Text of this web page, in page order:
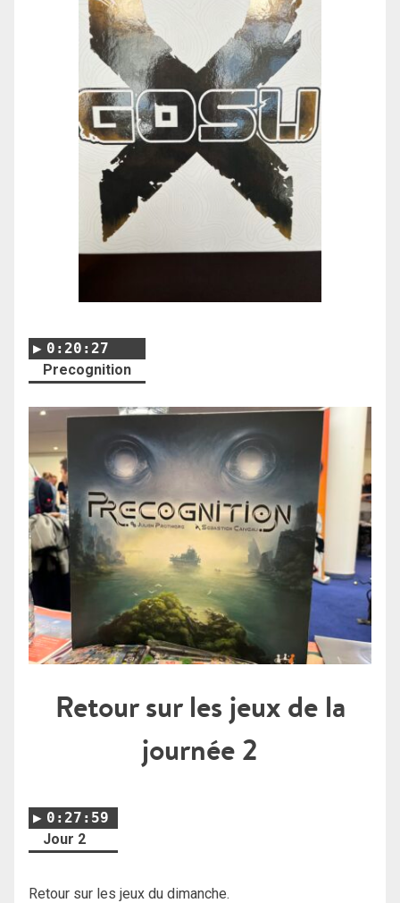
0:20:27
Precognition
Retour sur les jeux de la
journée 2
0:27:59
Jour 2
Retour sur les jeux du dimanche.